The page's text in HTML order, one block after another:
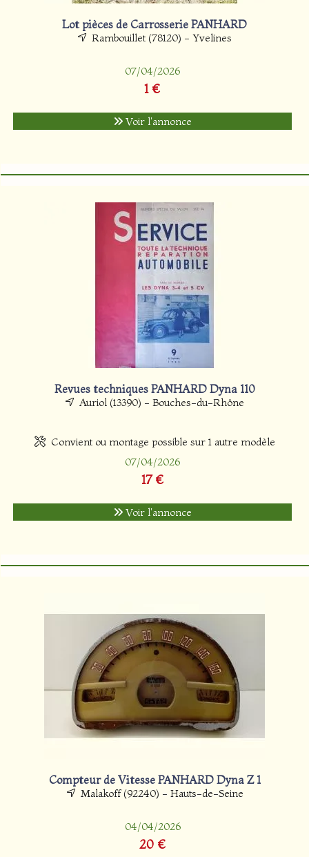
Lot pièces de Carrosserie PANHARD
Rambouillet (78120) - Yvelines
07/04/2026
1 €
Voir l'annonce
Revues techniques PANHARD Dyna 110
Auriol (13390) - Bouches-du-Rhône
Convient ou montage possible sur 1 autre modèle
07/04/2026
17 €
Voir l'annonce
Compteur de Vitesse PANHARD Dyna Z 1
Malakoff (92240) - Hauts-de-Seine
04/04/2026
20 €